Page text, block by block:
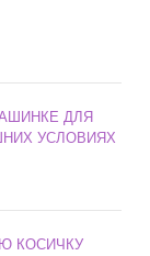
ДЛЯ
УСЛОВИЯХ
КОСИЧКУ